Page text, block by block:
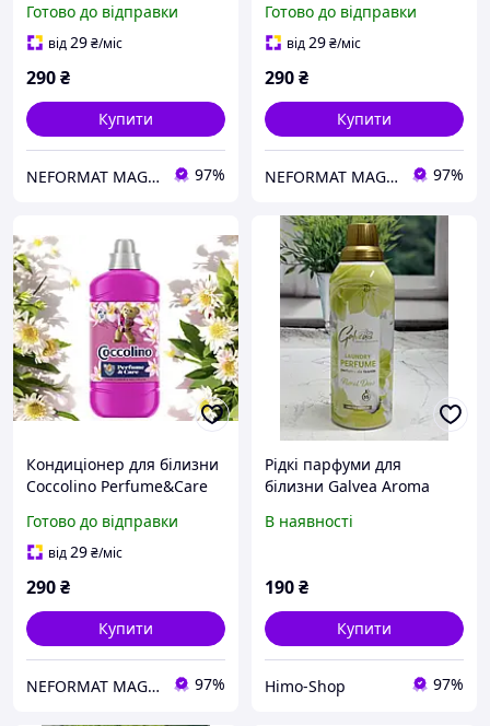
Sandalwood 51 прання,
1250 мл
Готово до відправки
від29₴/міс
290₴
Купити
NEFORMAT MAGAZ 97%
51 прання,1250 мл
Готово до відправки
від29₴/міс
290₴
Купити
NEFORMAT MAGAZ 97%
Кондиціонер для білизни
Coccolino Perfume&Care
51 прання,1250 мл
Готово до відправки
від29₴/міс
290₴
Купити
NEFORMAT MAGAZ 97%
Рідкі парфуми для
білизни Galvea Aroma
Perfume Floral Dew
В наявності
190₴
Купити
Himo-Shop 97%